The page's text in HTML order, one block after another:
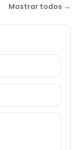
Mostrar todos →